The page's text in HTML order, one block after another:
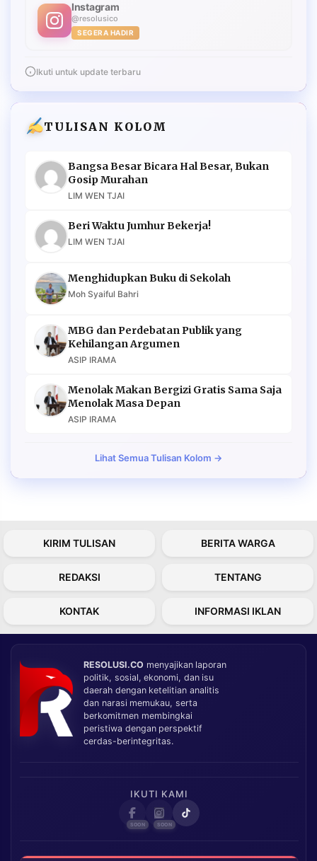
Instagram
@resolusico
SEGERA HADIR
Ikuti untuk update terbaru
TULISAN KOLOM
Bangsa Besar Bicara Hal Besar, Bukan
Gosip Murahan
LIM WEN TJAI
Beri Waktu Jumhur Bekerja!
LIM WEN TJAI
Menghidupkan Buku di Sekolah
Moh Syaiful Bahri
MBG dan Perdebatan Publik yang
Kehilangan Argumen
ASIP IRAMA
Menolak Makan Bergizi Gratis Sama Saja
Menolak Masa Depan
ASIP IRAMA
Lihat Semua Tulisan Kolom →
KIRIM TULISAN BERITA WARGA
REDAKSI TENTANG
KONTAK INFORMASI IKLAN
RESOLUSI.CO menyajikan laporan
politik, sosial, ekonomi, dan isu
daerah dengan ketelitian analitis
dan narasi memukau, serta
berkomitmen membingkai
peristiwa dengan perspektif
cerdas-berintegritas.
IKUTI KAMI